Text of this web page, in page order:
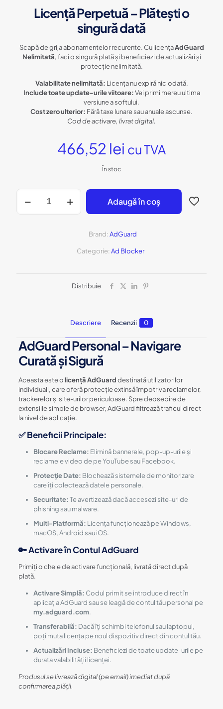
Licență Perpetuă – Plătești o
singură dată
Scapă de grija abonamentelor recurente. Cu licențaAdGuard
Nelimitată, faci o singură plată și beneficiezi de actualizări și
protecție nelimitată.
Valabilitate nelimitată: Licența nu expiră niciodată.
Include toate update-urile viitoare:Vei primi mereu ultima
versiune a softului.
Cost zero ulterior: Fără taxe lunare sau anuale ascunse.
Cod de activare, livrat digital.
466,52 lei cu TVA
În stoc
Licență
AdGuard
Adaugă în coș
Categorie:Ad Blocker
Brand:AdGuard
Distribuie
Descriere Recenzii 0
AdGuard Personal – Navigare
Curată și Sigură
Aceasta este olicență AdGuarddestinată utilizatorilor
individuali, care oferă protecție extinsă împotriva reclamelor,
trackerelor și site-urilor periculoase. Spre deosebire de
extensiile simple de browser, AdGuard filtrează traficul direct
la nivel de aplicație.
✅ Beneficii Principale:
Blocare Reclame: Elimină bannerele, pop-up-urile și
reclamele video de pe YouTube sau Facebook.
Protecție Date: Blochează sistemele de monitorizare
care îți colectează datele personale.
Securitate:Te avertizează dacă accesezi site-uri de
phishing sau malware.
Multi-Platformă: Licența funcționează pe Windows,
macOS, Android sau iOS.
🔑 Activare în Contul AdGuard
Primiți o cheie de activare funcțională, livrată direct după
plată.
Activare Simplă: Codul primit se introduce direct în
aplicația AdGuard sau se leagă de contul tău personal pe
my.adguard.com.
Transferabilă: Dacă îți schimbi telefonul sau laptopul,
poți muta licența pe noul dispozitiv direct din contul tău.
Actualizări Incluse: Beneficiezi de toate update-urile pe
durata valabilității licenței.
Produsul se livrează digital (pe email) imediat după
confirmarea plății.